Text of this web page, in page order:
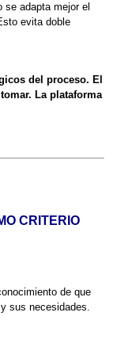
se adapta mejor el
evita doble
del proceso. El
La plataforma
CRITERIO
de que
sus necesidades.